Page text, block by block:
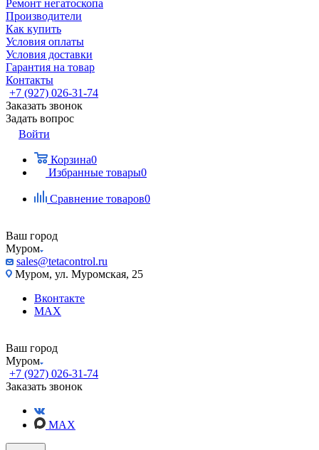
Ремонт негатоскопа
Производители
Как купить
Условия оплаты
Условия доставки
Гарантия на товар
Контакты
+7 (927) 026-31-74
Заказать звонок
Задать вопрос
Войти
Корзина0
Избранные товары0
Сравнение товаров0
Ваш город
Муром
sales@tetacontrol.ru
Муром, ул. Муромская, 25
Вконтакте
MAX
Ваш город
Муром
+7 (927) 026-31-74
Заказать звонок
MAX